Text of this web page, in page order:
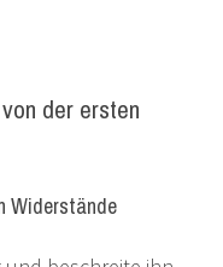
der ersten
Widerstände